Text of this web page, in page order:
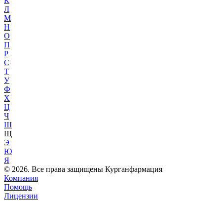
Л
М
Н
О
П
Р
С
Т
У
Ф
Х
Ц
Ч
Ш
Щ
Э
Ю
Я
© 2026. Все права защищены Курганфармация
Компания
Помощь
Лицензии